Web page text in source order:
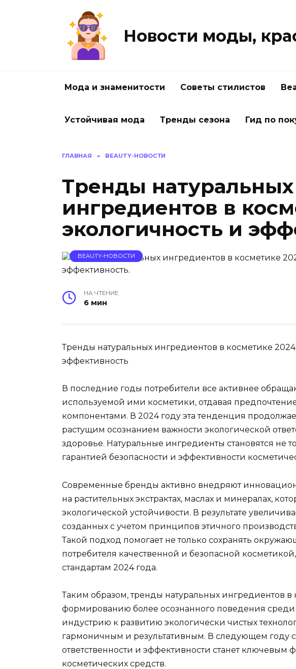
Новости моды,
Мода и знаменитости Советы стилистов
Устойчивая мода Тренды сезона Гид по
ГЛАВНАЯ » BEAUTY-НОВОСТИ
Тренды натуральных
ингредиентов в
экологичность и
BEAUTY-НОВОСТИ
НА ЧТЕНИЕ
6 мин
Тренды натуральных ингредиентов в косметике
эффективность
В последние годы потребители все активнее
используемой ими косметики, отдавая
компонентами. В 2024 году эта тенденция
растущим осознанием важности экологической
здоровье. Натуральные ингредиенты становятся не
гарантией безопасности и эффективности
Современные бренды активно внедряют
на растительных экстрактах, маслах и минералах,
экологической устойчивости. В результате
созданных с учетом принципов этичного
Такой подход помогает не только сохранять
потребителя качественной и безопасной
стандартам 2024 года.
Таким образом, тренды натуральных ингредиентов в
формированию более осознанного поведения
индустрию к развитию экологически чистых
гармоничным и результативным. В следующем году
ответственности и эффективности станет ключевым
косметических средств.